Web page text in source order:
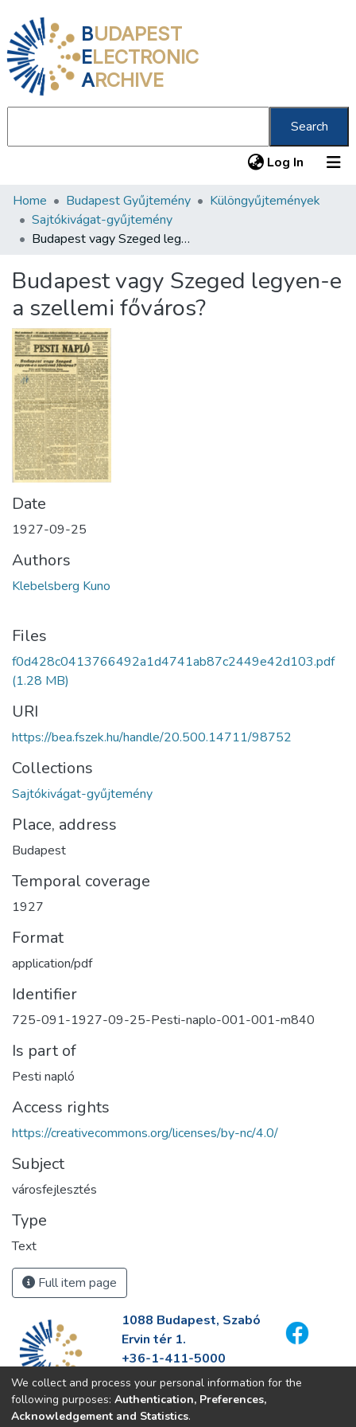
BUDAPEST
ELECTRONIC
ARCHIVE
Search
Log In (current)
Communities & Collections
All of DSpace
About us
Home Budapest Gyűjtemény
Különgyűjtemények
Sajtókivágat-gyűjtemény
Budapest vagy Szeged legyen-e a szellemi főváros?
Budapest vagy Szeged legyen-e
a szellemi főváros?
Date
1927-09-25
Authors
Klebelsberg Kuno
Files
f0d428c0413766492a1d4741ab87c2449e42d103.pdf
(1.28 MB)
URI
https://bea.fszek.hu/handle/20.500.14711/98752
Collections
Sajtókivágat-gyűjtemény
Place, address
Budapest
Temporal coverage
1927
Format
application/pdf
Identifier
725-091-1927-09-25-Pesti-naplo-001-001-m840
Is part of
Pesti napló
Access rights
https://creativecommons.org/licenses/by-nc/4.0/
Subject
városfejlesztés
Type
Text
Full item page
1088 Budapest, Szabó
Ervin tér 1.
+36-1-411-5000
info@fszek.hu
https://fszek.hu
We collect and process your personal information for the
following purposes: Authentication, Preferences,
Acknowledgement and Statistics.